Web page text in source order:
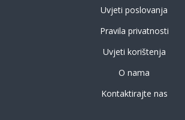
Uvjeti poslovanja
Pravila privatnosti
Uvjeti korištenja
O nama
Kontaktirajte nas